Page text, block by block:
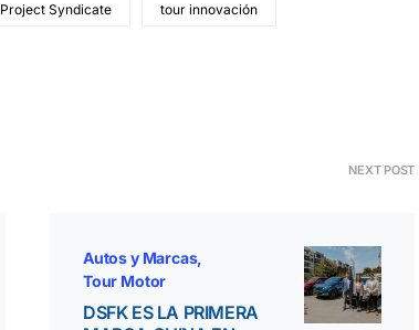
Project Syndicate tour innovación
NEXT POST
Autos y Marcas
Tour Motor
DSFK ES LA PRIMERA